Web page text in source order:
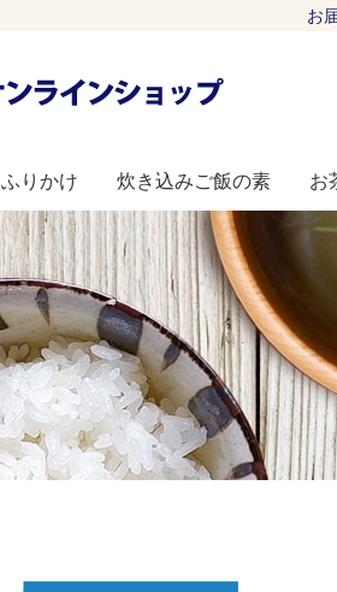
お
ふりかけ
瓶ふりかけ
ソフトふりかけ
炊き込みご飯の素 お